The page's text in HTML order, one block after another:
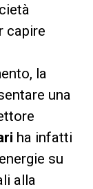
capire
la
una
ha infatti
su
alla